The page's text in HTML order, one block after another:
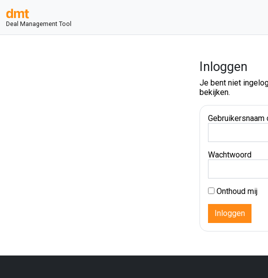
Deal Management Tool
Inloggen
Je bent niet
bekijken.
Wachtwoord
Onthoud mij